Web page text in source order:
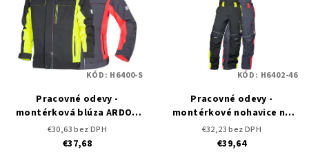
Pracovné odevy -
montérková blúza ARDON
NEON
€30,63 bez DPH
€37,68
KÓD: H6400-S
Pracovné odevy -
montérkové nohavice na
traky ARDON NEON
€32,23 bez DPH
€39,64
KÓD: H6402-46